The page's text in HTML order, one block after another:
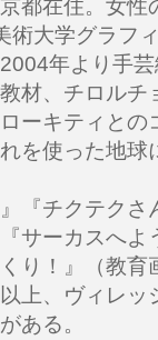
都在住。女性
術大学グラフ
年より手
材、チロルチ
ーキティとの
を使った地球
『チクテクさ
サーカスへ
り！』（教
上、ヴィレッ
ある。